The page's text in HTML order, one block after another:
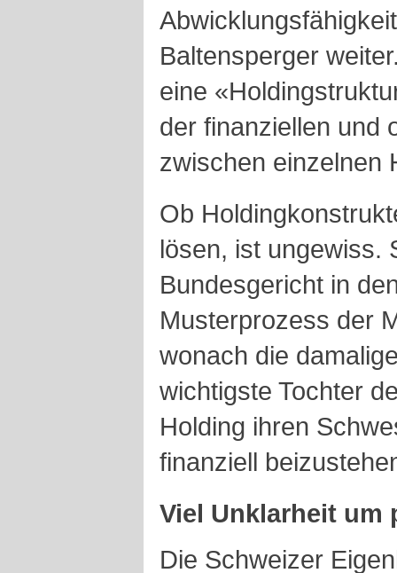
Baltensperger
eine
der finanziellen und
zwischen einzelnen
Ob
lösen, ist ungewiss.
Bundesgericht in
Musterprozess der
wonach die
wichtigste Tochter
Holding ihren
finanziell
Viel Unklarheit um
Die Schweizer